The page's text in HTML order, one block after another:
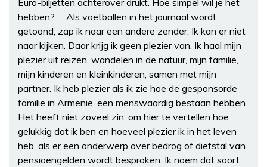
hebben? … Als voetballen in het journaal wordt
getoond, zap ik naar een andere zender. Ik kan er niet
naar kijken. Daar krijg ik geen plezier van. Ik haal mijn
plezier uit reizen, wandelen in de natuur, mijn familie,
mijn kinderen en kleinkinderen, samen met mijn
partner. Ik heb plezier als ik zie hoe de gesponsorde
familie in Armenie, een menswaardig bestaan hebben.
Het heeft niet zoveel zin, om hier te vertellen hoe
gelukkig dat ik ben en hoeveel plezier ik in het leven
heb, als er een onderwerp over bedrog of diefstal van
pensioengelden wordt besproken. Ik noem dat soort